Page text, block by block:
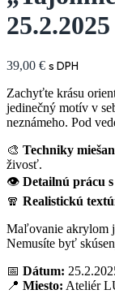
39,00 € s DPH
Zachyťte krásu
jedinečný motív v
neznámeho. Pod
🎨 Techniky
živosť.
👁 Detailnú prácu
🧣 Realistickú
Maľovanie akrylom
Nemusíte byť
📅 Dátum:
📍 Miesto: Ateliér